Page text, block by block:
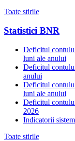
Toate stirile
Statistici BNR
Deficitul
luni ale anului
Deficitul
anului
Deficitul
luni ale anului
Deficitul
2026
Indicatorii
Toate stirile